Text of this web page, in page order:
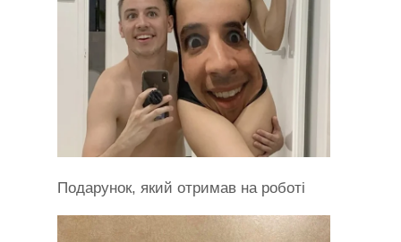
Подарунок, який отримав на роботі